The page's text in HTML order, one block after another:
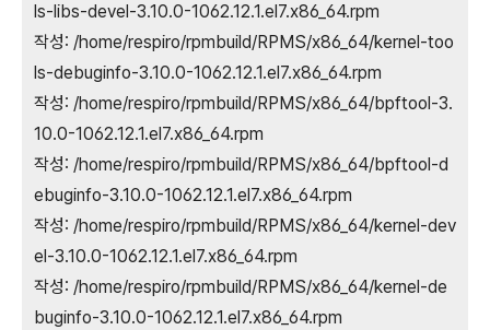
ls-libs-devel-3.10.0-1062.12.1.el7.x86_64.rpm
작성: /home/respiro/rpmbuild/RPMS/x86_64/kernel-too
ls-debuginfo-3.10.0-1062.12.1.el7.x86_64.rpm
작성: /home/respiro/rpmbuild/RPMS/x86_64/bpftool-3.
10.0-1062.12.1.el7.x86_64.rpm
작성: /home/respiro/rpmbuild/RPMS/x86_64/bpftool-d
ebuginfo-3.10.0-1062.12.1.el7.x86_64.rpm
작성: /home/respiro/rpmbuild/RPMS/x86_64/kernel-dev
el-3.10.0-1062.12.1.el7.x86_64.rpm
작성: /home/respiro/rpmbuild/RPMS/x86_64/kernel-de
buginfo-3.10.0-1062.12.1.el7.x86_64.rpm